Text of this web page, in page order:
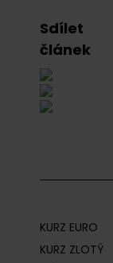
Sdílet
článek
KURZ EURO
KURZ ZLOTÝ